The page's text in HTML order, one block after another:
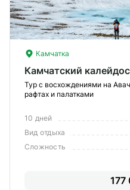
Камчатка
Камчатский
Тур с восхождениями на
рафтах и палатками
10 дней
Вид отдыха
Сложность
177